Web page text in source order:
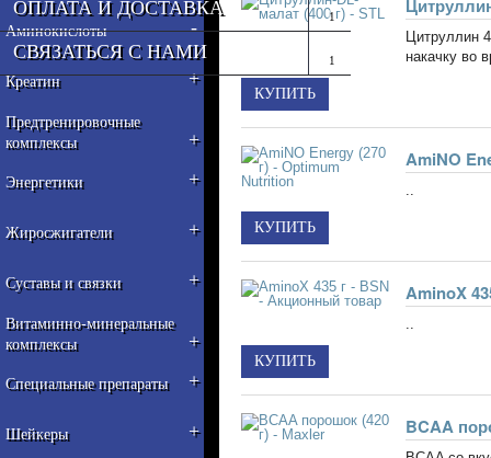
ОПЛАТА И ДОСТАВКА
СВЯЗАТЬСЯ С НАМИ
Аминокислоты -
Креатин +
Предтренировочные
комплексы
+
Энергетики +
Жиросжигатели +
Суставы и связки +
Витаминно-минеральные
комплексы
+
Специальные препараты +
Шейкеры +
Цитруллин
накачку во
AmiNO
..
AminoX
..
BCAA